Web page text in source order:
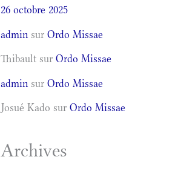
26 octobre 2025
admin surOrdo Missae
Thibault surOrdo Missae
admin surOrdo Missae
Josué Kado surOrdo Missae
Archives